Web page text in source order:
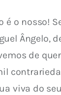
é o nosso!
Ângelo,
de
viva do